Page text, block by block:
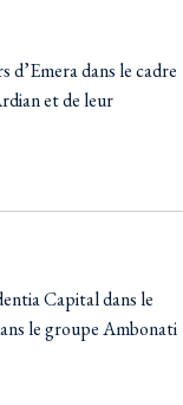
dans le cadre
et de leur
Capital dans le
le groupe Ambonati